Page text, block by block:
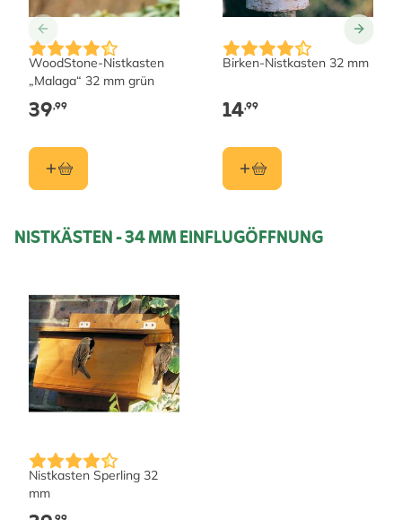
WoodStone-Nistkasten
„Malaga“ 32 mm grün
39,99
Birken-Nistkasten 32 mm
14,99
NISTKÄSTEN - 34 MM EINFLUGÖFFNUNG
Nistkasten Sperling 32
mm